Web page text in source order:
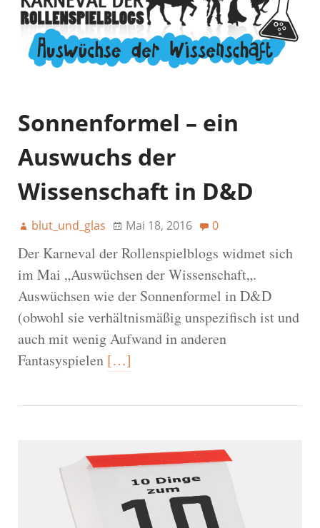
Sonnenformel – ein
Auswuchs der
Wissenschaft in D&D
blut_und_glas Mai 18, 2016 0
Der Karneval der Rollenspielblogs widmet sich
im Mai „Auswüchsen der Wissenschaft„.
Auswüchsen wie der Sonnenformel in D&D
(obwohl sie verhältnismäßig unspezifisch ist und
auch mit wenig Aufwand in anderen
Fantasyspielen […]